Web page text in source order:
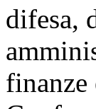
difesa,